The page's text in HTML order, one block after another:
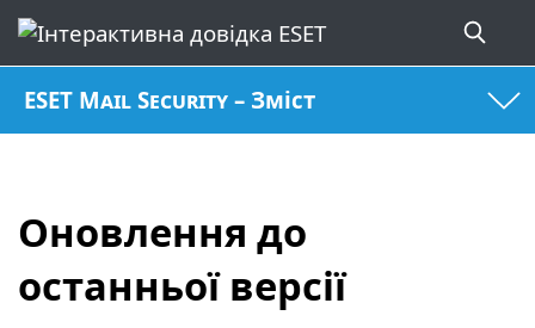
ESET Mail Security – Зміст
Оновлення до
останньої версії